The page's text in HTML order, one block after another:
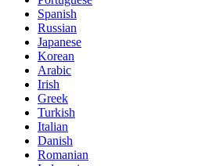
Spanish
Russian
Japanese
Korean
Arabic
Irish
Greek
Turkish
Italian
Danish
Romanian